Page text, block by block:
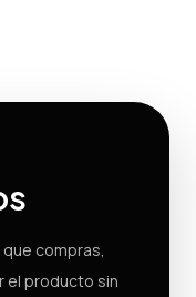
compras,
el producto sin